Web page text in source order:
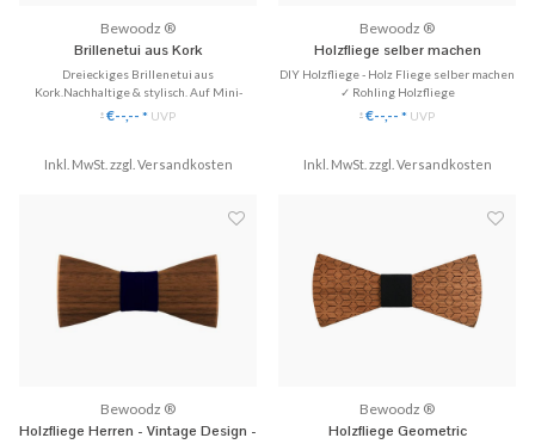
Bewoodz ®
Brillenetui aus Kork
Dreieckiges Brillenetui aus
Kork.Nachhaltige & stylisch. Auf Mini-
Größe faltbar!
✓ Nachhaltiges Material: Kork
✓ Lässt sich auf platzsparende Minigröße
*€--,-- * UVP
Inkl. MwSt. zzgl. Versandkosten
Bewoodz ®
Holzfliege selber machen
DIY Holzfliege - Holz Fliege selber machen
✓ Rohling Holzfliege
✓ Handgefertigt aus Echtholz
✓ Mit Stoff deiner Wahl beziehen
♥ Gratis Versand
*€--,-- * UVP
Inkl. MwSt. zzgl. Versandkosten
Bewoodz ®
Holzfliege Herren - Vintage Design -
Bewoodz ®
Holzfliege Geometric